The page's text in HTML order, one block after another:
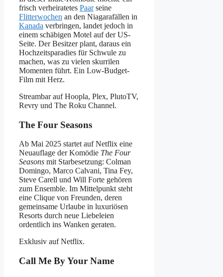
frisch verheiratetes Paarseine
Flitterwochen an den Niagarafällen in
Kanada verbringen, landet jedoch in
einem schäbigen Motel auf der US-
Seite. Der Besitzer plant, daraus ein
Hochzeitsparadies für Schwule zu
machen, was zu vielen skurrilen
Momenten führt. Ein Low-Budget-
Film mit Herz.
Streambar auf Hoopla, Plex, PlutoTV,
Revry und The Roku Channel.
The Four Seasons
Ab Mai 2025 startet auf Netflix eine
Neuauflage der Komödie The Four
Seasons mit Starbesetzung: Colman
Domingo, Marco Calvani, Tina Fey,
Steve Carell und Will Forte gehören
zum Ensemble. Im Mittelpunkt steht
eine Clique von Freunden, deren
gemeinsame Urlaube in luxuriösen
Resorts durch neue Liebeleien
ordentlich ins Wanken geraten.
Exklusiv auf Netflix.
Call Me By Your Name